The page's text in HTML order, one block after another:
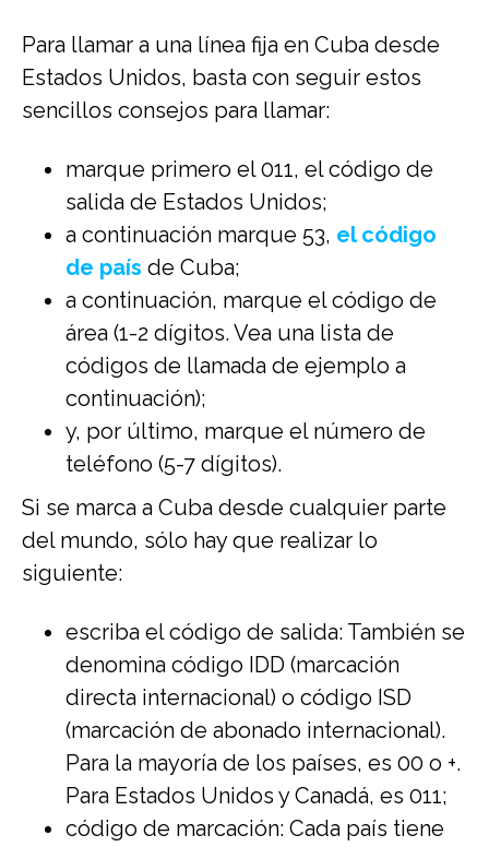
Para llamar a una línea fija en Cuba desde
Estados Unidos, basta con seguir estos
sencillos consejos para llamar:
marque primero el 011, el código de
salida de Estados Unidos;
a continuación marque 53, el código
de país de Cuba;
a continuación, marque el código de
área (1-2 dígitos. Vea una lista de
códigos de llamada de ejemplo a
continuación);
y, por último, marque el número de
teléfono (5-7 dígitos).
Si se marca a Cuba desde cualquier parte
del mundo, sólo hay que realizar lo
siguiente:
escriba el código de salida: También se
denomina código IDD (marcación
directa internacional) o código ISD
(marcación de abonado internacional).
Para la mayoría de los países, es 00 o +.
Para Estados Unidos y Canadá, es 011;
código de marcación: Cada país tiene